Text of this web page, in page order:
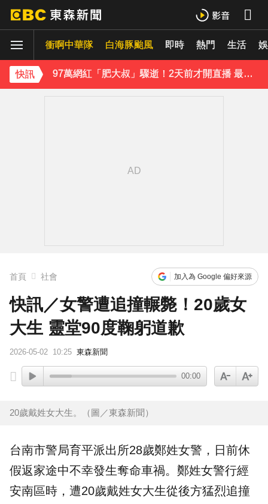
衝啊中華隊 白海豚颱風 即時 熱門 生活
快訊
《理財達人秀》X 安聯投信免費講座報名中！搶先卡位 2027
97萬網紅「肥大叔」驟逝！2天前才開直播 最後身影曝光粉鼻酸
首頁 社會 加入為 Google 偏好來源
快訊／女警遭追撞輾斃！20歲女
大生 靈堂90度鞠躬道歉
2026-05-02 10:25 東森新聞
00:00
20歲戴姓女大生。（圖／東森新聞）
台南市警局育平派出所28歲鄭姓女警，日前休
假返家途中不幸發生奪命車禍。鄭姓女警行經
安南區時，遭20歲戴姓女大生從後方猛烈追撞